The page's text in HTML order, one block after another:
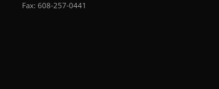
Fax: 608-257-0441